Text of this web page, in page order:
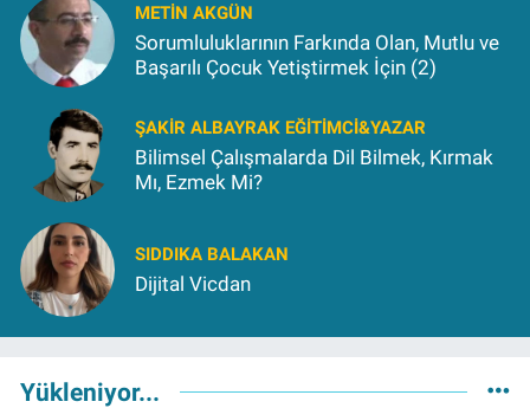
METIN AKGÜN
Sorumluluklarının Farkında Olan, Mutlu ve
Başarılı Çocuk Yetiştirmek İçin (2)
ŞAKIR ALBAYRAK EĞITIMCI&YAZAR
Bilimsel Çalışmalarda Dil Bilmek, Kırmak
Mı, Ezmek Mi?
SIDDIKA BALAKAN
Dijital Vicdan
Yükleniyor...